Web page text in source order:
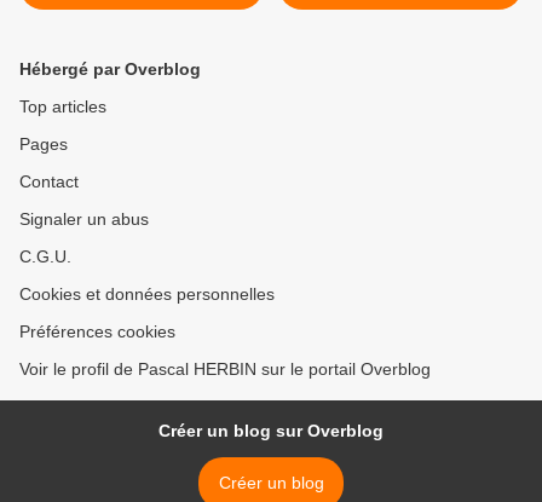
Hébergé par Overblog
Top articles
Pages
Contact
Signaler un abus
C.G.U.
Cookies et données personnelles
Préférences cookies
Voir le profil de Pascal HERBIN sur le portail Overblog
Créer un blog sur Overblog
Créer un blog